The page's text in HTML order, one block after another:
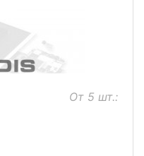
От 5 шт.: